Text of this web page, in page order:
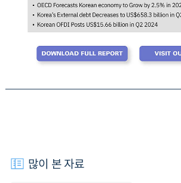
많이 본 자료